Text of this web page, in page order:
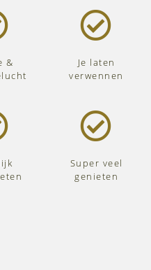
&
Je laten
verwennen
Super veel
genieten